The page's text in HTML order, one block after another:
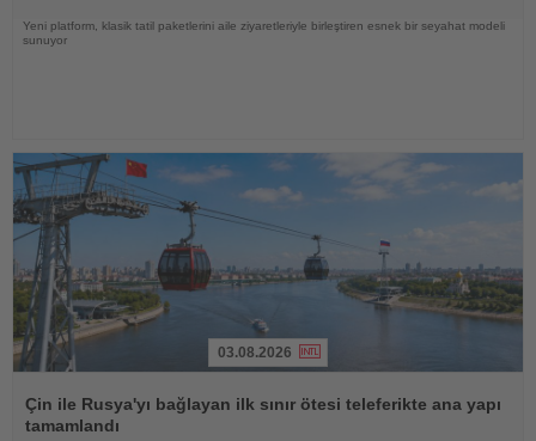
Yeni platform, klasik tatil paketlerini aile ziyaretleriyle birleştiren esnek bir seyahat modeli
sunuyor
Oku
03.08.2026
Çin ile Rusya'yı bağlayan ilk sınır ötesi teleferikte ana yapı
tamamlandı